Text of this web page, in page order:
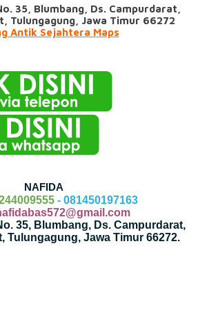
35, Blumbang, Ds. Campurdarat,
Tulungagung, Jawa Timur 66272
Antik Sejahtera Maps
NAFIDA
- 081450197163
35, Blumbang, Ds. Campurdarat,
Tulungagung, Jawa Timur 66272.